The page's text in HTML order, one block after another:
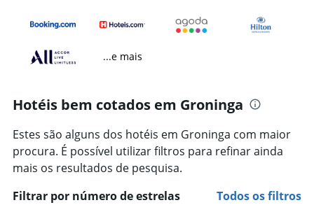
...e mais
Hotéis bem cotados em Groninga
Estes são alguns dos hotéis em Groninga com maior
procura. É possível utilizar filtros para refinar ainda
mais os resultados de pesquisa.
Filtrar por número de estrelas
Todos os filtros